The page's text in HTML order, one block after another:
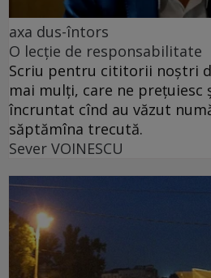
axa dus-întors
O lecție de responsabilitate
Scriu pentru cititorii noștri
mai mulți, care ne prețuiesc
încruntat cînd au văzut
săptămîna trecută.
Sever VOINESCU